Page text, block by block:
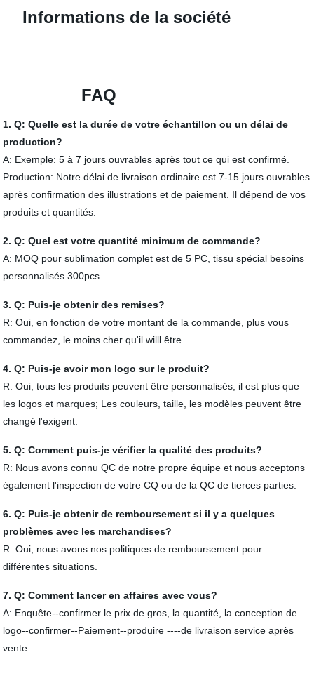
Informations de la société
FAQ
1. Q: Quelle est la durée de votre échantillon ou un délai de
production?
A: Exemple: 5 à 7 jours ouvrables après tout ce qui est confirmé.
Production: Notre délai de livraison ordinaire est 7-15 jours ouvrables
après confirmation des illustrations et de paiement. Il dépend de vos
produits et quantités.
2. Q: Quel est votre quantité minimum de commande?
A: MOQ pour sublimation complet est de 5 PC, tissu spécial besoins
personnalisés 300pcs.
3. Q: Puis-je obtenir des remises?
R: Oui, en fonction de votre montant de la commande, plus vous
commandez, le moins cher qu'il willl être.
4. Q: Puis-je avoir mon logo sur le produit?
R: Oui, tous les produits peuvent être personnalisés, il est plus que
les logos et marques; Les couleurs, taille, les modèles peuvent être
changé l'exigent.
5. Q: Comment puis-je vérifier la qualité des produits?
R: Nous avons connu QC de notre propre équipe et nous acceptons
également l'inspection de votre CQ ou de la QC de tierces parties.
6. Q: Puis-je obtenir de remboursement si il y a quelques
problèmes avec les marchandises?
R: Oui, nous avons nos politiques de remboursement pour
différentes situations.
7. Q: Comment lancer en affaires avec vous?
A: Enquête--confirmer le prix de gros, la quantité, la conception de
logo--confirmer--Paiement--produire ----de livraison service après
vente.